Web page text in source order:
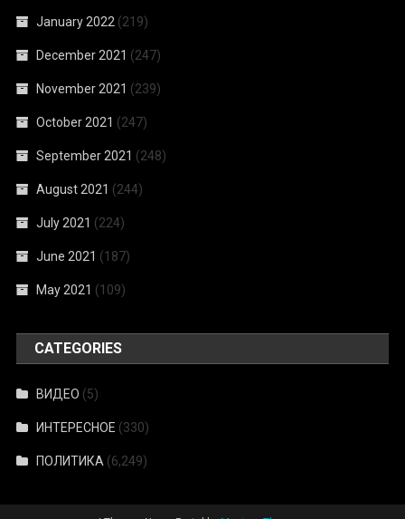
January 2022 (219)
December 2021 (247)
November 2021 (239)
October 2021 (247)
September 2021 (248)
August 2021 (244)
July 2021 (224)
June 2021 (187)
May 2021 (109)
CATEGORIES
ВИДЕО (5)
ИНТЕРЕСНОЕ (330)
ПОЛИТИКА (6,249)